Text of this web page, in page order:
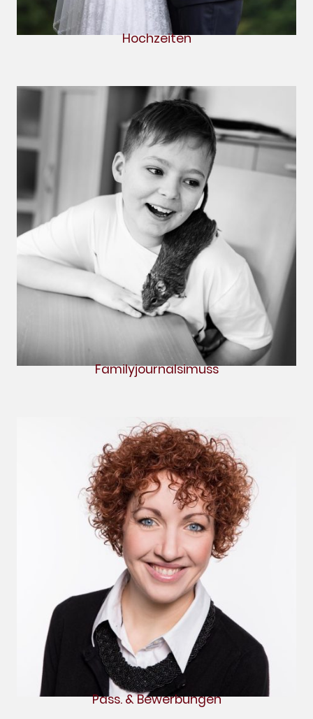
Hochzeiten
Familyjournalsimuss
Pass. & Bewerbungen